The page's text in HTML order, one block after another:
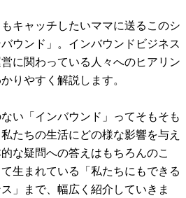
キャッチしたいママに送るこのシ
ウンド」。インバウンドビジネス
に関わっている人々へのヒアリン
りやすく解説します。
い「インバウンド」ってそもそも
たちの生活にどの様な影響を与え
な疑問への答えはもちろんのこ
生まれている「私たちにもできる
」まで、幅広く紹介していきま